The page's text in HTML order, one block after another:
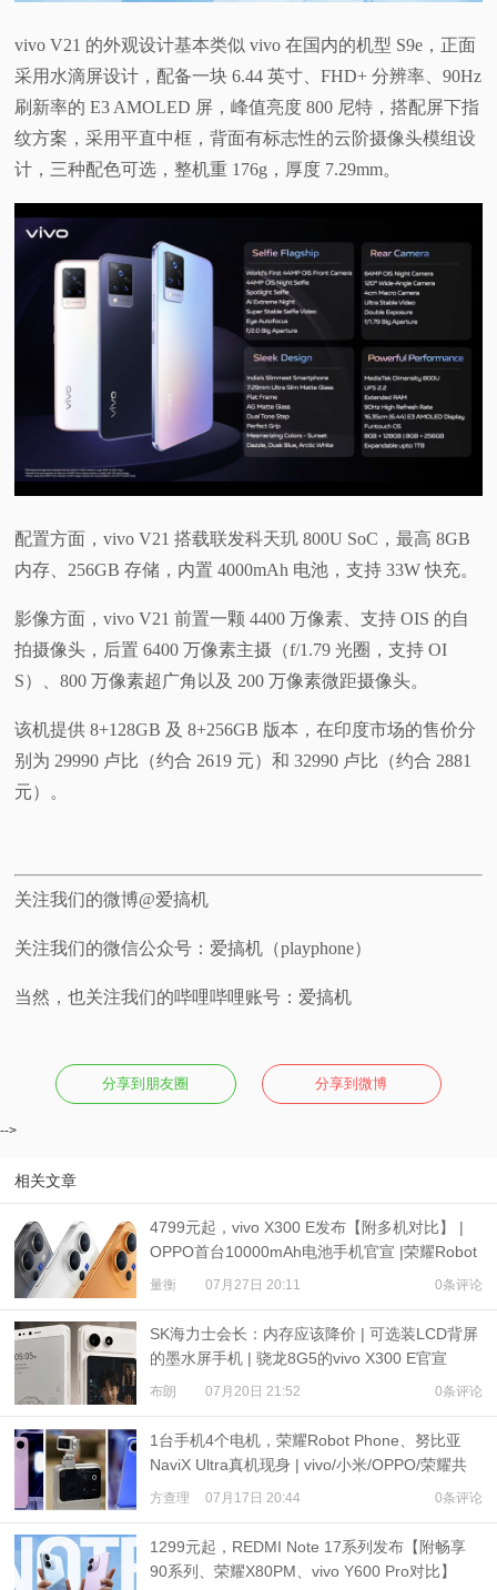
vivo V21 的外观设计基本类似 vivo 在国内的机型 S9e，正面
采用水滴屏设计，配备一块 6.44 英寸、FHD+ 分辨率、90Hz
刷新率的 E3 AMOLED 屏，峰值亮度 800 尼特，搭配屏下指
纹方案，采用平直中框，背面有标志性的云阶摄像头模组设
计，三种配色可选，整机重 176g，厚度 7.29mm。
配置方面，vivo V21 搭载联发科天玑 800U SoC，最高 8GB
内存、256GB 存储，内置 4000mAh 电池，支持 33W 快充。
影像方面，vivo V21 前置一颗 4400 万像素、支持 OIS 的自
拍摄像头，后置 6400 万像素主摄（f/1.79 光圈，支持 OI
S）、800 万像素超广角以及 200 万像素微距摄像头。
该机提供 8+128GB 及 8+256GB 版本，在印度市场的售价分
别为 29990 卢比（约合 2619 元）和 32990 卢比（约合 2881
元）。
关注我们的微博@爱搞机
关注我们的微信公众号：爱搞机（playphone）
当然，也关注我们的哔哩哔哩账号：爱搞机
分享到朋友圈 分享到微博
-->
相关文章
4799元起，vivo X300 E发布【附多机对比】 |
OPPO首台10000mAh电池手机官宣 |荣耀Robot
Phone定档
量衡 07月27日 20:11 0条评论
SK海力士会长：内存应该降价 | 可选装LCD背屏
的墨水屏手机 | 骁龙8G5的vivo X300 E官宣
布朗 07月20日 21:52 0条评论
1台手机4个电机，荣耀Robot Phone、努比亚
NaviX Ultra真机现身 | vivo/小米/OPPO/荣耀共
推公平内存机制
方查理 07月17日 20:44 0条评论
1299元起，REDMI Note 17系列发布【附畅享
90系列、荣耀X80PM、vivo Y600 Pro对比】